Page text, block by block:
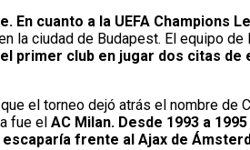
cuanto a la UEFA Champions
la ciudad de Budapest. El equipo
primer club en jugar dos citas
que el torneo dejó atrás el nombre de
fue el AC Milan. Desde 1993 a
frente al Ajax de